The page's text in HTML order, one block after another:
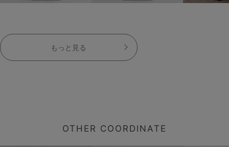
もっと見る
OTHER COORDINATE